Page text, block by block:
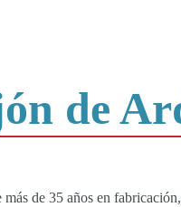
de
de 35 años en